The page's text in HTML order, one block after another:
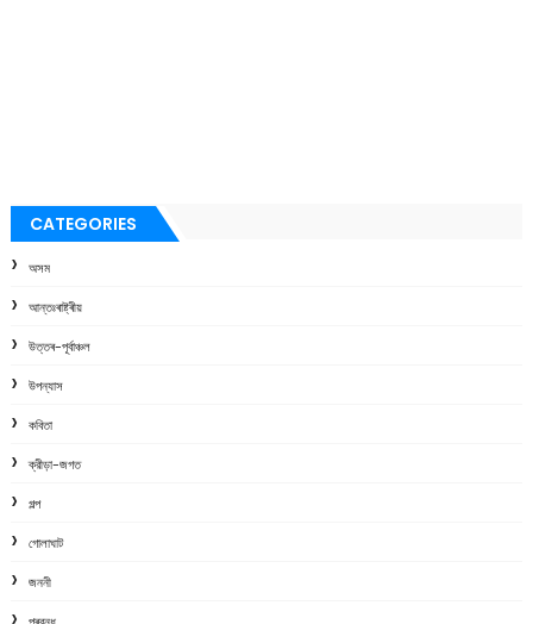
CATEGORIES
অসম
আন্তঃৰাষ্ট্ৰীয়
উত্তৰ-পূৰ্বাঞ্চল
উপন্যাস
কবিতা
ক্রীড়া-জগত
গল্প
গোলাঘাট
জননী